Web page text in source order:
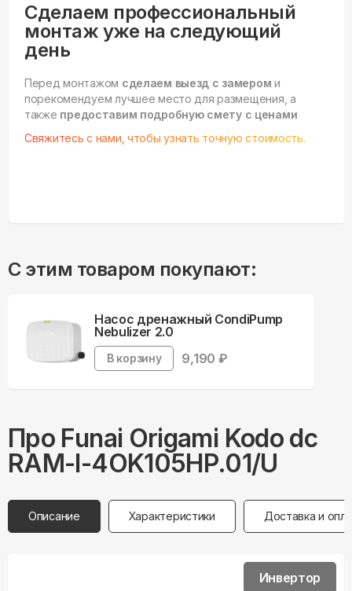
Сделаем профессиональный
монтаж уже на следующий
день
Перед монтажом сделаем выезд с замером и
порекомендуем лучшее место для размещения, а
также предоставим подробную смету с ценами
Свяжитесь с нами, чтобы узнать точную стоимость.
С этим товаром покупают:
Насос дренажный CondiPump
Nebulizer 2.0
В корзину 9,190 ₽
Про Funai Origami Kodo dc
RAM-I-4OK105HP.01/U
Описание Характеристики Доставка и
Инвертор